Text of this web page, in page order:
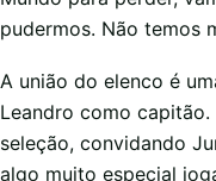
pudermos. Não temos
A união do elenco é
Leandro como
seleção, convidando
algo muito especial